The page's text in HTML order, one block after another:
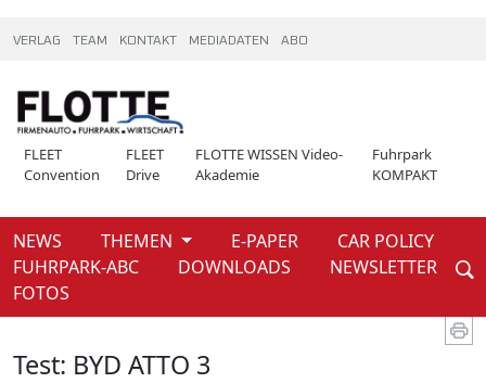
VERLAG TEAM KONTAKT MEDIADATEN ABO
FLEET
Convention
FLEET
Drive
FLOTTE WISSEN Video-
Akademie
Fuhrpark
KOMPAKT
NEWS THEMEN E-PAPER
CAR POLICY
FUHRPARK-ABC
DOWNLOADS
NEWSLETTER
FOTOS
Weiter
News
Test: BYD ATTO 3